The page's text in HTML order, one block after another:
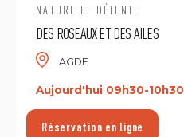
NATURE ET DÉTENTE
DES ROSEAUX ET DES AILES
AGDE
Aujourd'hui 09h30-10h30
Réservation en ligne